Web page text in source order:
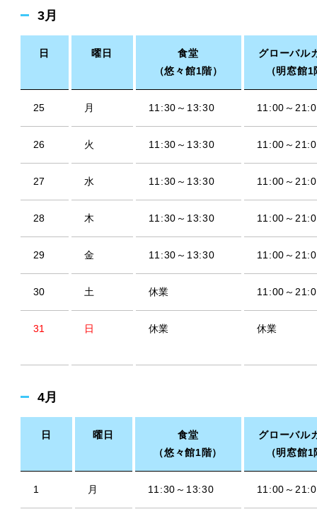
3月
日 曜日
食堂
（悠々館1階）
グローバル
（明窓館
25 月 11:30～13:30 11:00～
26 火 11:30～13:30 11:00～
27 水 11:30～13:30 11:00～
28 木 11:30～13:30 11:00～
29 金 11:30～13:30 11:00～
30 土 休業 11:00～
31 日 休業 休業
4月
日 曜日
食堂
（悠々館1階）
グローバル
（明窓館
1 月 11:30～13:30 11:00～